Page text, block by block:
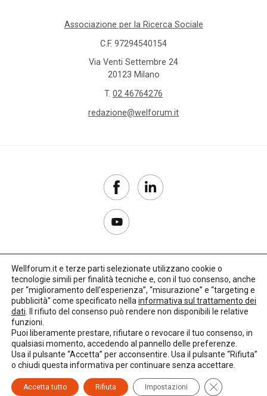
Associazione per la Ricerca Sociale
C.F. 97294540154
Via Venti Settembre 24
20123 Milano
T. 02 46764276
redazione@welforum.it
Copyright 2017–2026
Privacy Policy
Credits: LO Studio
Wellforum.it e terze parti selezionate utilizzano cookie o
tecnologie simili per finalità tecniche e, con il tuo consenso, anche
per “miglioramento dell'esperienza”, “misurazione” e “targeting e
pubblicità” come specificato nella informativa sul trattamento dei
dati . Il rifiuto del consenso può rendere non disponibili le relative
funzioni.
Puoi liberamente prestare, rifiutare o revocare il tuo consenso, in
qualsiasi momento, accedendo al pannello delle preferenze.
Usa il pulsante “Accetta” per acconsentire. Usa il pulsante “Rifiuta”
o chiudi questa informativa per continuare senza accettare.
Accetta tutto Rifiuta Impostazioni Close GDPR